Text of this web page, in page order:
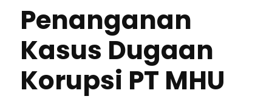
Penanganan
Kasus Dugaan
Korupsi PT MHU